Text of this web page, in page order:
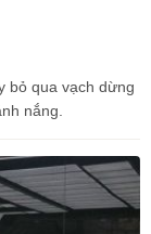
bỏ qua vạch dừng
nắng.